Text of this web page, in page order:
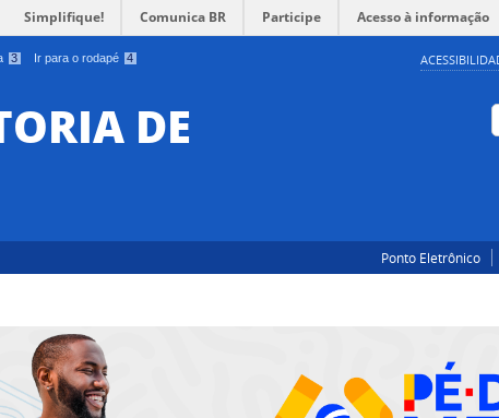
3 Ir para o rodapé 4
Simplifique! Comunica BR Participe Acesso à informação
DE
Ponto Eletrônico